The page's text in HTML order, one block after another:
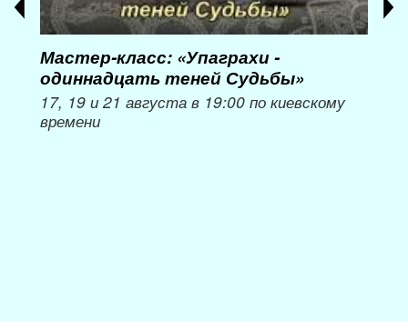
Мастер-класс: «Упаграхи -
одиннадцать теней Судьбы»
17, 19 и 21 августа в 19:00 по киевскому
времени